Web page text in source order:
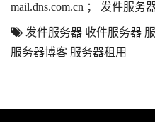
mail.dns.com.cn ； 发件服务
发件服务器 收件服务器
服务器博客 服务器租用